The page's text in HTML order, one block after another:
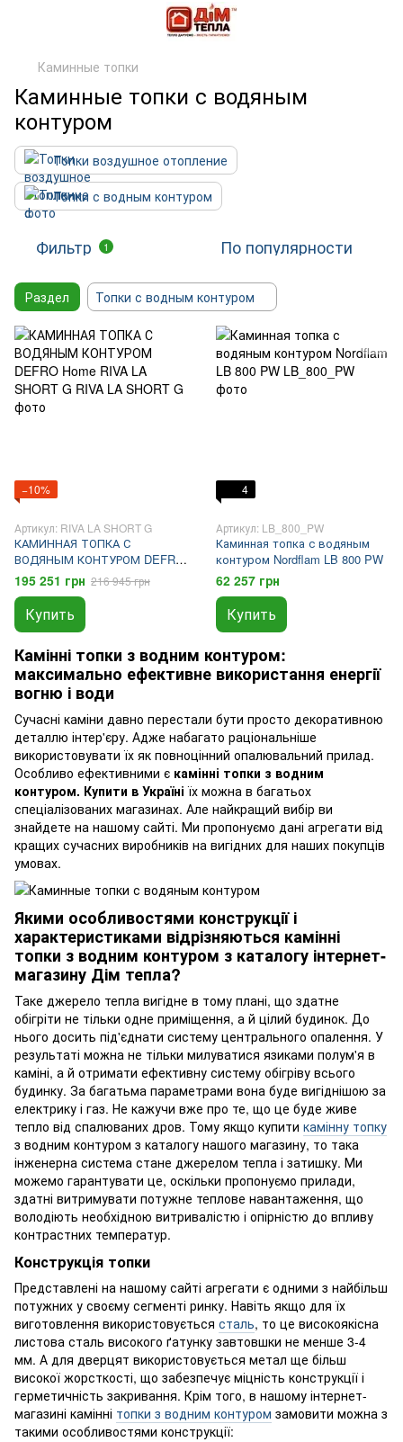
Каминные топки
Каминные топки с водяным
контуром
Топки воздушное отопление
Топки с водным контуром
Фильтр 1 По популярности
Раздел Топки с водным контуром
−10%
Артикул: RIVA LA SHORT G
КАМИННАЯ ТОПКА С
ВОДЯНЫМ КОНТУРОМ DEFRO
Home RIVA LA SHORT G
195 251 грн 216 945 грн
Купить
4
Артикул: LB_800_PW
Каминная топка с водяным
контуром Nordflam LB 800 PW
62 257 грн
Купить
Камінні топки з водним контуром:
максимально ефективне використання енергії
вогню і води
Сучасні каміни давно перестали бути просто декоративною
деталлю інтер'єру. Адже набагато раціональніше
використовувати їх як повноцінний опалювальний прилад.
Особливо ефективними є камінні топки з водним
контуром. Купити в Україні їх можна в багатьох
спеціалізованих магазинах. Але найкращий вибір ви
знайдете на нашому сайті. Ми пропонуємо дані агрегати від
кращих сучасних виробників на вигідних для наших покупців
умовах.
Якими особливостями конструкції і
характеристиками відрізняються камінні
топки з водним контуром з каталогу інтернет-
магазину Дім тепла?
Таке джерело тепла вигідне в тому плані, що здатне
обігріти не тільки одне приміщення, а й цілий будинок. До
нього досить під'єднати систему центрального опалення. У
результаті можна не тільки милуватися язиками полум'я в
каміні, а й отримати ефективну систему обігріву всього
будинку. За багатьма параметрами вона буде вигіднішою за
електрику і газ. Не кажучи вже про те, що це буде живе
тепло від спалюваних дров. Тому якщо купити камінну топку
з водним контуром з каталогу нашого магазину, то така
інженерна система стане джерелом тепла і затишку. Ми
можемо гарантувати це, оскільки пропонуємо прилади,
здатні витримувати потужне теплове навантаження, що
володіють необхідною витривалістю і опірністю до впливу
контрастних температур.
Конструкція топки
Представлені на нашому сайті агрегати є одними з найбільш
потужних у своєму сегменті ринку. Навіть якщо для їх
виготовлення використовується сталь, то це високоякісна
листова сталь високого ґатунку завтовшки не менше 3-4
мм. А для дверцят використовується метал ще більш
високої жорсткості, що забезпечує міцність конструкції і
герметичність закривання. Крім того, в нашому інтернет-
магазині камінні топки з водним контуром замовити можна з
такими особливостями конструкції: